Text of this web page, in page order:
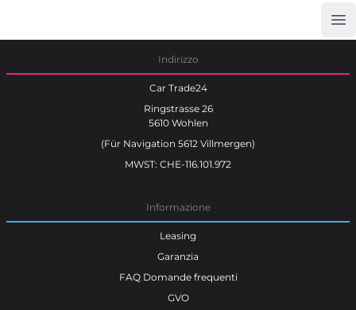
Indirizzo
Car Trade24
Ringstrasse 26
5610 Wohlen
(Für Navigation 5612 Villmergen)
MWST: CHE-116.101.972
Informazione
Leasing
Garanzia
FAQ Domande frequenti
GVO